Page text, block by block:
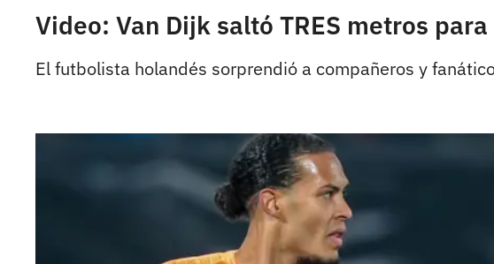
Video: Van Dijk saltó TRES metros
El futbolista holandés sorprendió a compañeros y